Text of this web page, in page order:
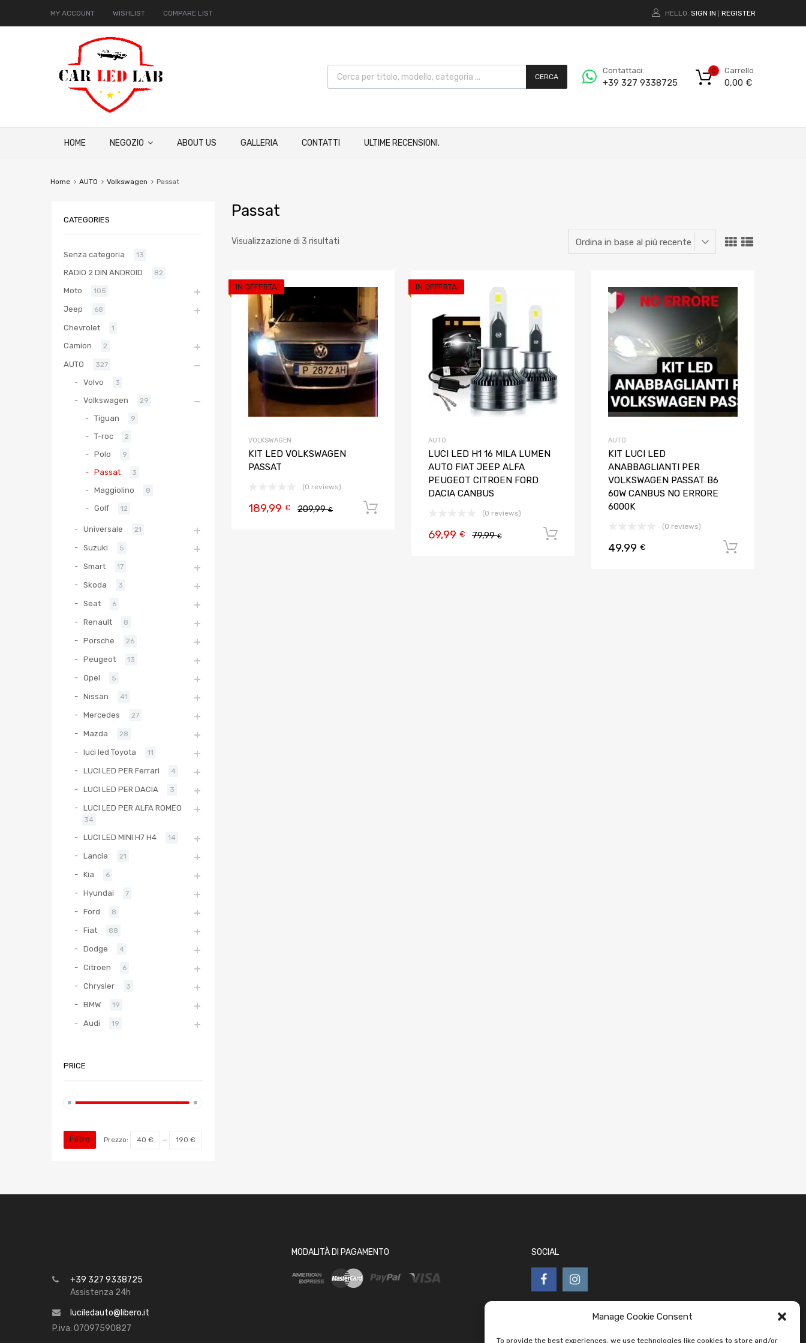
Manage Cookie Consent
To provide the best experiences, we use technologies like cookies to store and/or
MY ACCOUNT WISHLIST COMPARE LIST HELLO. SIGN IN REGISTER
CERCA
Contattaci:
+39 327 9338725
Carrello
0,00 €
0
HOME NEGOZIO ABOUT US GALLERIA CONTATTI ULTIME RECENSIONI.
Home AUTO Volkswagen Passat
Passat
Visualizzazione di 3 risultati
IN OFFERTA!
Aggiungi ai preferiti
Aggiungi al confronto
VOLKSWAGEN
KIT LED VOLKSWAGEN
PASSAT
(0 reviews)
209,99€
189,99 €
IN OFFERTA!
Aggiungi ai preferiti
Aggiungi al confronto
AUTO
LUCI LED H1 16 MILA LUMEN
AUTO FIAT JEEP ALFA
PEUGEOT CITROEN FORD
DACIA CANBUS
(0 reviews)
79,99€
69,99 €
AUTO
KIT LUCI LED
ANABBAGLIANTI PER
VOLKSWAGEN PASSAT B6
60W CANBUS NO ERRORE
6000K
(0 reviews)
49,99 €
CATEGORIES
Senza categoria 13
RADIO 2 DIN ANDROID 82
Moto 105
Jeep 68
Chevrolet 1
Camion 2
AUTO 327
Volvo 3
Volkswagen 29
Tiguan 9
T-roc 2
Polo 9
Passat 3
Maggiolino 8
Golf 12
Universale 21
Suzuki 5
Smart 17
Skoda 3
Seat 6
Renault 8
Porsche 26
Peugeot 13
Opel 5
Nissan 41
Mercedes 27
Mazda 28
luci led Toyota 11
LUCI LED PER Ferrari 4
LUCI LED PER DACIA 3
LUCI LED PER ALFA ROMEO
34
LUCI LED MINI H7 H4 14
Lancia 21
Kia 6
Hyundai 7
Ford 8
Fiat 88
Dodge 4
Citroen 6
Chrysler 3
BMW 19
Audi 19
PRICE
Filtro Prezzo: 40 € — 190 €
+39 327 9338725
Assistenza 24h
luciledauto@libero.it
P.iva: 07097590827
MODALITÀ DI PAGAMENTO SOCIAL